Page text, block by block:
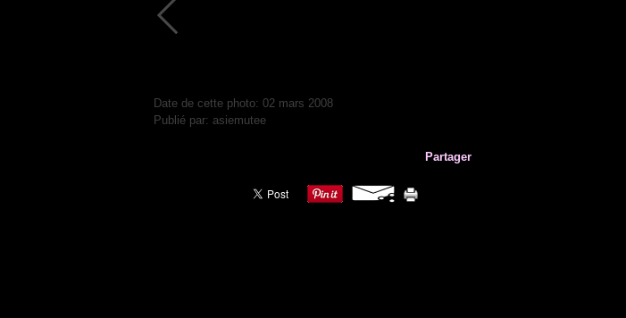
Date de cette photo: 02 mars 2008
Publié par: asiemutee
Partager